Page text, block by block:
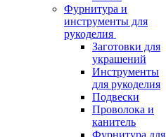
Фурнитура и
инструменты для
рукоделия
Заготовки для
украшений
Инструменты
для рукоделия
Подвески
Проволока и
канитель
Фурнитура для